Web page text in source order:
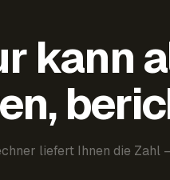
kann
liefert Ihnen die Zahl